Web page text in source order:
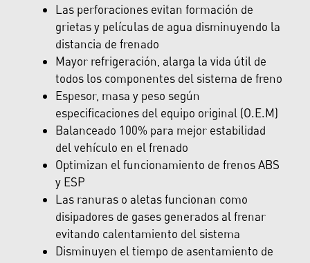
Las perforaciones evitan formación de
grietas y películas de agua disminuyendo la
distancia de frenado
Mayor refrigeración, alarga la vida útil de
todos los componentes del sistema de freno
Espesor, masa y peso según
especificaciones del equipo original (O.E.M)
Balanceado 100% para mejor estabilidad
del vehículo en el frenado
Optimizan el funcionamiento de frenos ABS
y ESP
Las ranuras o aletas funcionan como
disipadores de gases generados al frenar
evitando calentamiento del sistema
Disminuyen el tiempo de asentamiento de